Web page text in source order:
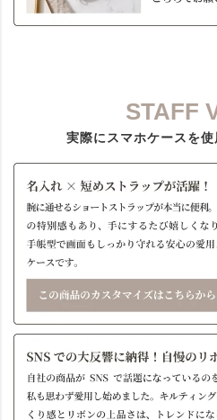
STAFF
実際にスマホケースを